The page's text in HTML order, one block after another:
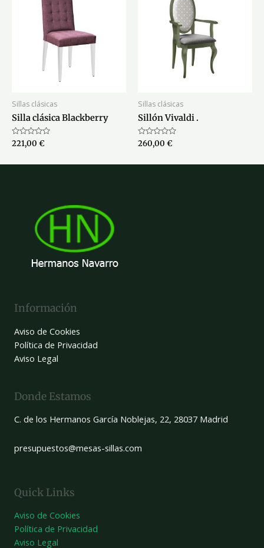
Sillas clásicas
Silla clásica Blackberry
Valorado
con
de
221,00 €
Sillas clásicas
Sillón Vivaldi .
Valorado
con
de
260,00 €
Información
Aviso de Cookies
Política de Privacidad
Aviso Legal
Donde Estamos
C. de los Hermanos García Noblejas, 22, 28037 Madrid
presupuestos@mesas-sillas.com
Quick Links
Aviso de Cookies
Política de Privacidad
Aviso Legal